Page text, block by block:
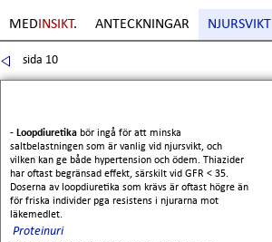
MED INSIKT. ANTECKNINGAR NJURSVIKT
sida 10
- Loopdiuretika bör ingå för att minska
saltbelastningen som är vanlig vid njursvikt, och
vilken kan ge både hypertension och ödem. Thiazider
har oftast begränsad effekt, särskilt vid GFR < 35.
Doserna av loopdiuretika som krävs är oftast högre än
för friska individer pga resistens i njurarna mot
läkemedlet.
Proteinuri